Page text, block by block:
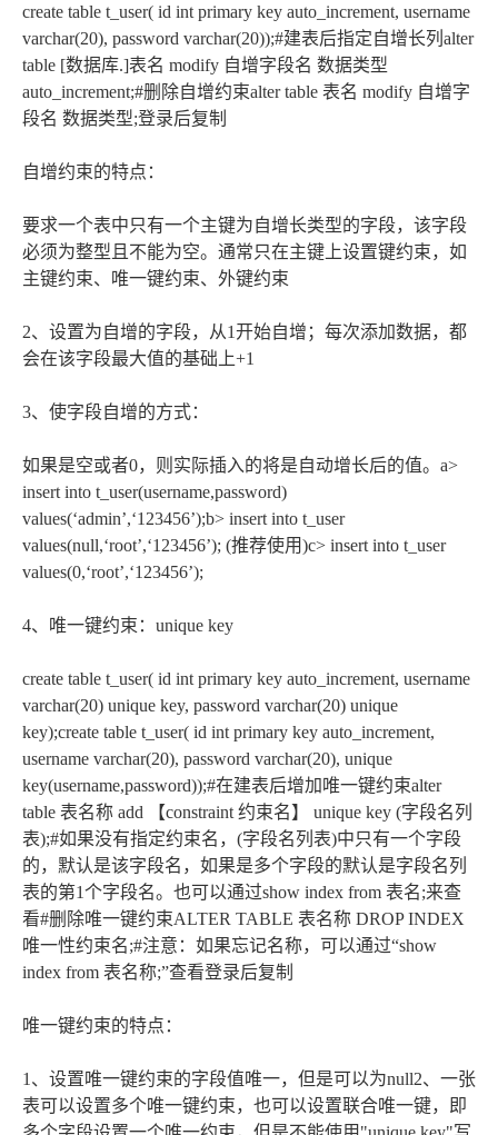
create table t_user( id int primary key auto_increment, username
varchar(20), password varchar(20));#建表后指定自增长列alter
table [数据库.]表名 modify 自增字段名 数据类型
auto_increment;#删除自增约束alter table 表名 modify 自增字
段名 数据类型;登录后复制
自增约束的特点：
要求一个表中只有一个主键为自增长类型的字段，该字段
必须为整型且不能为空。通常只在主键上设置键约束，如
主键约束、唯一键约束、外键约束
2、设置为自增的字段，从1开始自增；每次添加数据，都
会在该字段最大值的基础上+1
3、使字段自增的方式：
如果是空或者0，则实际插入的将是自动增长后的值。a>
insert into t_user(username,password)
values(‘admin’,‘123456’);b> insert into t_user
values(null,‘root’,‘123456’); (推荐使用)c> insert into t_user
values(0,‘root’,‘123456’);
4、唯一键约束：unique key
create table t_user( id int primary key auto_increment, username
varchar(20) unique key, password varchar(20) unique
key);create table t_user( id int primary key auto_increment,
username varchar(20), password varchar(20), unique
key(username,password));#在建表后增加唯一键约束alter
table 表名称 add 【constraint 约束名】 unique key (字段名列
表);#如果没有指定约束名，(字段名列表)中只有一个字段
的，默认是该字段名，如果是多个字段的默认是字段名列
表的第1个字段名。也可以通过show index from 表名;来查
看#删除唯一键约束ALTER TABLE 表名称 DROP INDEX
唯一性约束名;#注意：如果忘记名称，可以通过“show
index from 表名称;”查看登录后复制
唯一键约束的特点：
1、设置唯一键约束的字段值唯一，但是可以为null2、一张
表可以设置多个唯一键约束，也可以设置联合唯一键，即